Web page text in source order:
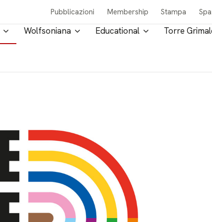
Pubblicazioni Membership Stampa
Wolfsoniana Educational Torre